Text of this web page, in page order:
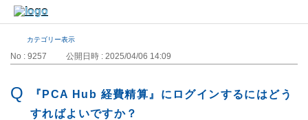
カテゴリー表示
No : 9257 公開日時 : 2025/04/06 14:09
『PCA Hub 経費精算』にログインするにはどう
すればよいですか？